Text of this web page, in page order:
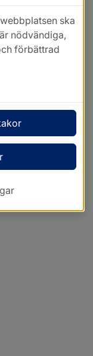
ska
nödvändiga,
förbättrad